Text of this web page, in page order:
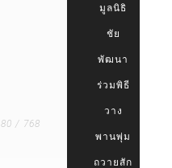
80 / 768
มูลนิธิ
ชัย
พัฒนา
ร่วมพิธี
วาง
พานพุ่ม
ถวายสัก